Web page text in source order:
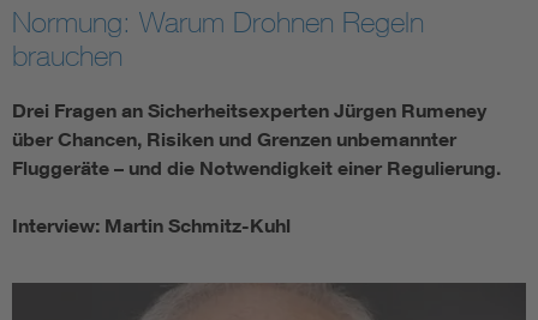
Normung: Warum Drohnen Regeln
brauchen
Drei Fragen an Sicherheitsexperten Jürgen Rumeney
über Chancen, Risiken und Grenzen unbemannter
Fluggeräte – und die Notwendigkeit einer Regulierung.
Interview: Martin Schmitz-Kuhl